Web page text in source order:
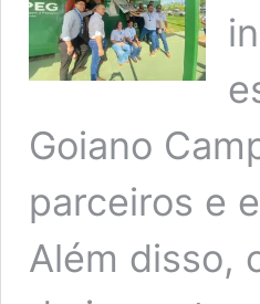
Goiano
parceiros e
Além disso,